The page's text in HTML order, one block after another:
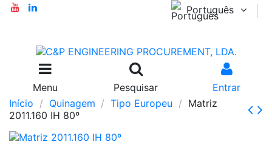
Português
Menu Pesquisar
Entrar
Início
Quinagem Tipo Europeu
Matriz
2011.160 IH 80º